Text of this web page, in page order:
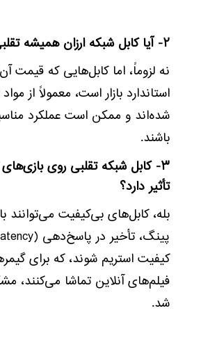
۲- آیا کابل شبکه ارزان همیشه تقلبی است؟
نه لزوماً، اما کابل‌هایی که قیمت
استاندارد بازار است، معمولاً از
شده‌اند و ممکن است عملکرد
باشند.
۳- کابل شبکه تقلبی روی بازی‌های
تأثیر دارد؟
بله، کابل‌های بی‌کیفیت می‌توانند
کیفیت استریم شوند، که برای
فیلم‌های آنلاین تماشا می‌کنند،
شد.